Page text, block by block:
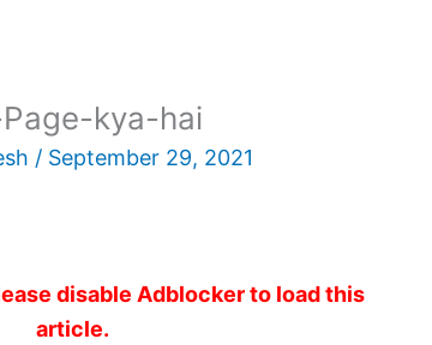
kya-hai
/ September 29, 2021
disable Adblocker to load this
article.